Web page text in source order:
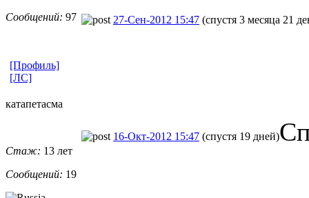
Сообщений: 97 27-Сен-2012 15:47 (спустя 3 месяца 21
[Профиль]
[ЛС]
катапетасма
Стаж: 13 лет
Сообщений: 19
16-Окт-2012 15:47 (спустя 19 дней)